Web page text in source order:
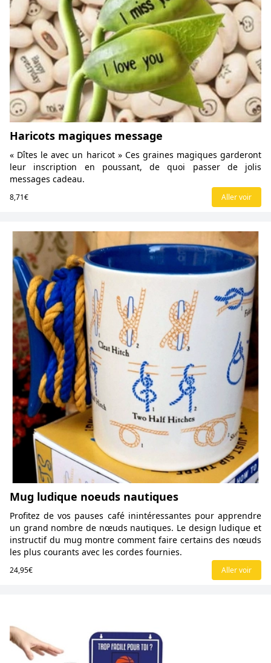
Haricots magiques message
« Dîtes le avec un haricot » Ces graines magiques garderont
leur inscription en poussant, de quoi passer de jolis
messages cadeau.
8,71€ Aller voir
Mug ludique noeuds nautiques
Profitez de vos pauses café inintéressantes pour apprendre
un grand nombre de nœuds nautiques. Le design ludique et
instructif du mug montre comment faire certains des nœuds
les plus courants avec les cordes fournies.
24,95€ Aller voir